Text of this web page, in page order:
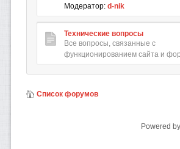
Модератор: d-nik
Технические вопросы
Все вопросы, связанные с
функционированием сайта и
Список форумов
Powered by